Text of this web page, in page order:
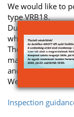
We would like to
type VRB18.
Due to a faulty
when using this
Therefore, please
manufactured
and the following
We apologize for
Inspection